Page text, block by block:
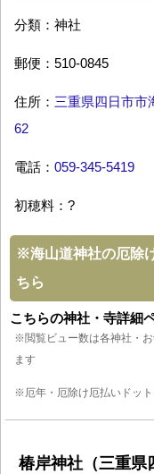
分類：神社
郵便：510-0845
住所： 三重県四日市市
62
電話： 059-345-5419
初穂料：?
※海山道神社の厄除
ちら
こちらの神社・寺詳細
※閲覧ビュー数は各神社・
ます
※厄年・厄除け厄払いドッ
椿岸神社（三重県